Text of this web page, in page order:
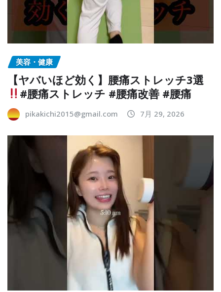
美容・健康
【ヤバいほど効く】腰痛ストレッチ3選
#腰痛ストレッチ #腰痛改善 #腰痛
pikakichi2015@gmail.com 7月 29, 2026